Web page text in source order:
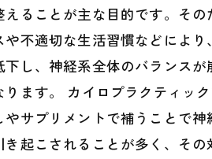
ることが主な目的です。そ
不適切な生活習慣などによ
し、神経系全体のバランス
ます。 カイロプラクティッ
サプリメントで補うことで
起こされることが多く、そ